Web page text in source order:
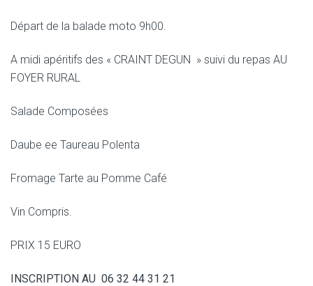
Départ de la balade moto 9h00.
A midi apéritifs des « CRAINT DEGUN » suivi du repas AU
FOYER RURAL
Salade Composées
Daube ee Taureau Polenta
Fromage Tarte au Pomme Café
Vin Compris.
PRIX 15 EURO
INSCRIPTION AU 06 32 44 31 21